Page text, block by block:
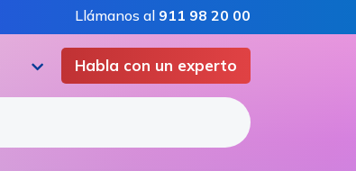
Llámanos al 911 98 20 00
Habla con un experto